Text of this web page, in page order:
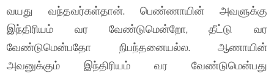
வயது வந்தவர்கள்தான். பெண்ணாயின் அவளுக்கு
இந்திரியம் வர வேண்டுமென்றோ, தீட்டு வர
வேண்டுமென்பதோ நிபந்தனையல்ல. ஆணாயின்
அவனுக்கும் இந்திரியம் வர வேண்டுமென்பது